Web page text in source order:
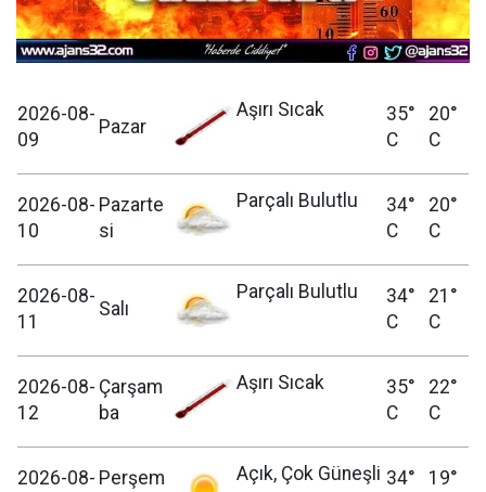
2026-08-
09
Pazar
Aşırı Sıcak
35°
C
20°
C
2026-08-
10
Pazarte
si
Parçalı Bulutlu
34°
C
20°
C
2026-08-
11
Salı
Parçalı Bulutlu
34°
C
21°
C
2026-08-
12
Çarşam
ba
Aşırı Sıcak
35°
C
22°
C
2026-08- Perşem
Açık, Çok Güneşli 34°
19°